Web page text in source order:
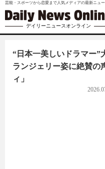
芸能・スポーツから恋愛まで人気メディアの最新ニュ
デイリーニュースオンライン
“日本一美しいドラマー”
ランジェリー姿に絶賛の
ィ」